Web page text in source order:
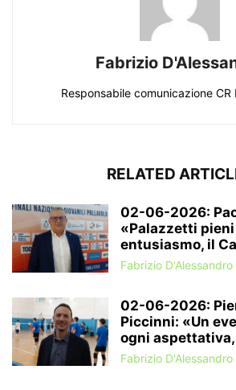
Fabrizio
Responsabile comunicazione CR
RELATED
02-06-2026:
«Palazzetti
entusiasmo, il
Fabrizio D'Alessandro
02-06-2026:
Piccinni: «Un
ogni
Fabrizio D'Alessandro